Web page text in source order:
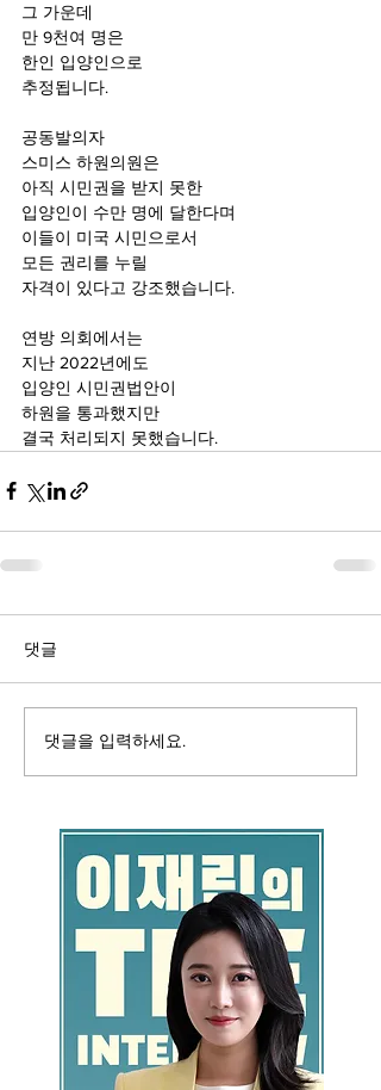
그 가운데
만 9천여 명은
한인 입양인으로
추정됩니다.
공동발의자
스미스 하원의원은
아직 시민권을 받지 못한
입양인이 수만 명에 달한다며
이들이 미국 시민으로서
모든 권리를 누릴
자격이 있다고 강조했습니다.
연방 의회에서는
지난 2022년에도
입양인 시민권법안이
하원을 통과했지만
결국 처리되지 못했습니다.
댓글
댓글을 입력하세요.